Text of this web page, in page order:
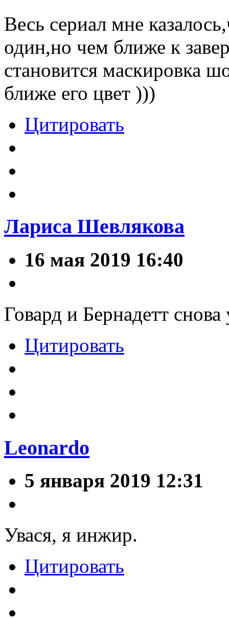
Весь сериал мне
один,но чем ближе к
становится маскировка
ближе его цвет )))
Цитировать
Лариса Шевлякова
16 мая 2019 16:40
Говард и Бернадетт
Цитировать
Leonardo
5 января 2019 12:31
Увася, я инжир.
Цитировать